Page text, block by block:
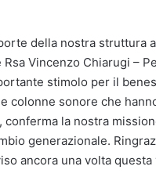
della nostra struttura
Vincenzo Chiarugi –
stimolo per il
colonne sonore che
la nostra
generazionale.
ancora una volta